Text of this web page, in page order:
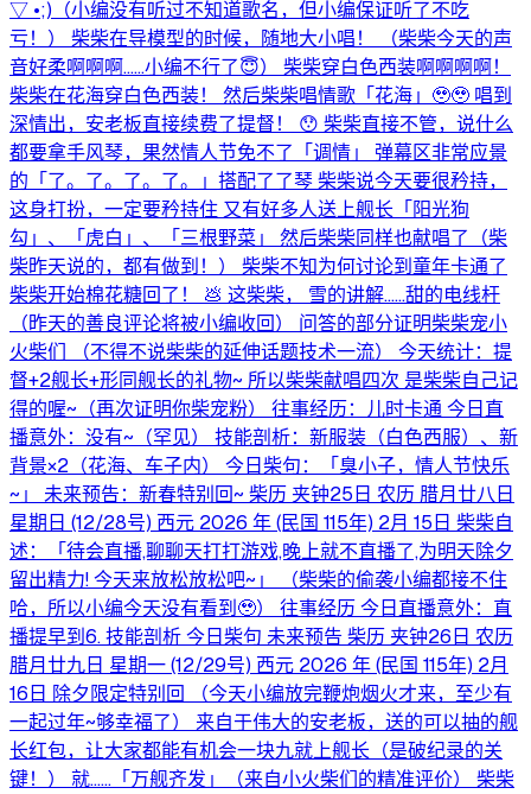
⁠▽⁠ ⁠•⁠;⁠)（小编没有听过不知道歌名，但小编保证听了不吃
亏！） 柴柴在导模型的时候，随地大小唱！ （柴柴今天的声
音好柔啊啊啊……小编不行了😇） 柴柴穿白色西装啊啊啊啊！
柴柴在花海穿白色西装！ 然后柴柴唱情歌「花海」🥹🥹 唱到
深情出，安老板直接续费了提督！ 😯 柴柴直接不管，说什么
都要拿手风琴，果然情人节免不了「调情」 弹幕区非常应景
的「了。了。了。了。」搭配了了琴 柴柴说今天要很矜持，
这身打扮，一定要矜持住 又有好多人送上舰长「阳光狗
勾」、「虎白」、「三根野菜」 然后柴柴同样也献唱了（柴
柴昨天说的，都有做到！） 柴柴不知为何讨论到童年卡通了
柴柴开始棉花糖回了！ 💩 这柴柴， 雪的讲解……甜的电线杆
（昨天的善良评论将被小编收回） 问答的部分证明柴柴宠小
火柴们 （不得不说柴柴的延伸话题技术一流） 今天统计：提
督+2舰长+形同舰长的礼物~ 所以柴柴献唱四次 是柴柴自己记
得的喔~（再次证明你柴宠粉） 往事经历：儿时卡通 今日直
播意外：没有~（罕见） 技能剖析：新服装（白色西服）、新
背景×2（花海、车子内） 今日柴句：「臭小子，情人节快乐
~」 未来预告：新春特别回~ 柴历 夹钟25日 农历 腊月廿八日
星期日 (12/28号) 西元 2026 年 (民国 115年) 2月 15日 柴柴自
述：「待会直播,聊聊天打打游戏,晚上就不直播了,为明天除夕
留出精力! 今天来放松放松吧~」 （柴柴的偷袭小编都接不住
哈，所以小编今天没有看到🥹） 往事经历 今日直播意外：直
播提早到6. 技能剖析 今日柴句 未来预告 柴历 夹钟26日 农历
腊月廿九日 星期一 (12/29号) 西元 2026 年 (民国 115年) 2月
16日 除夕限定特别回 （今天小编放完鞭炮烟火才来，至少有
一起过年~够幸福了） 来自于伟大的安老板，送的可以抽的舰
长红包，让大家都能有机会一块九就上舰长（是破纪录的关
键！） 就……「万舰齐发」（来自小火柴们的精准评价） 柴柴